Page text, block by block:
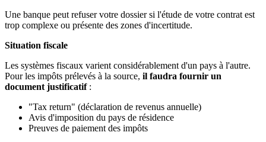
Une banque peut refuser votre dossier si l'étude de votre contrat est
trop complexe ou présente des zones d'incertitude.
Situation fiscale
Les systèmes fiscaux varient considérablement d'un pays à l'autre.
Pour les impôts prélevés à la source, il faudra fournir un
document justificatif:
"Tax return" (déclaration de revenus annuelle)
Avis d'imposition du pays de résidence
Preuves de paiement des impôts